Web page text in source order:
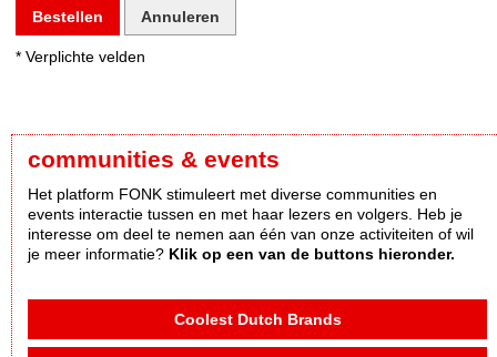
Bestellen Annuleren
* Verplichte velden
communities & events
Het platform FONK stimuleert met diverse communities en
events interactie tussen en met haar lezers en volgers. Heb je
interesse om deel te nemen aan één van onze activiteiten of wil
je meer informatie? Klik op een van de buttons hieronder.
Coolest Dutch Brands